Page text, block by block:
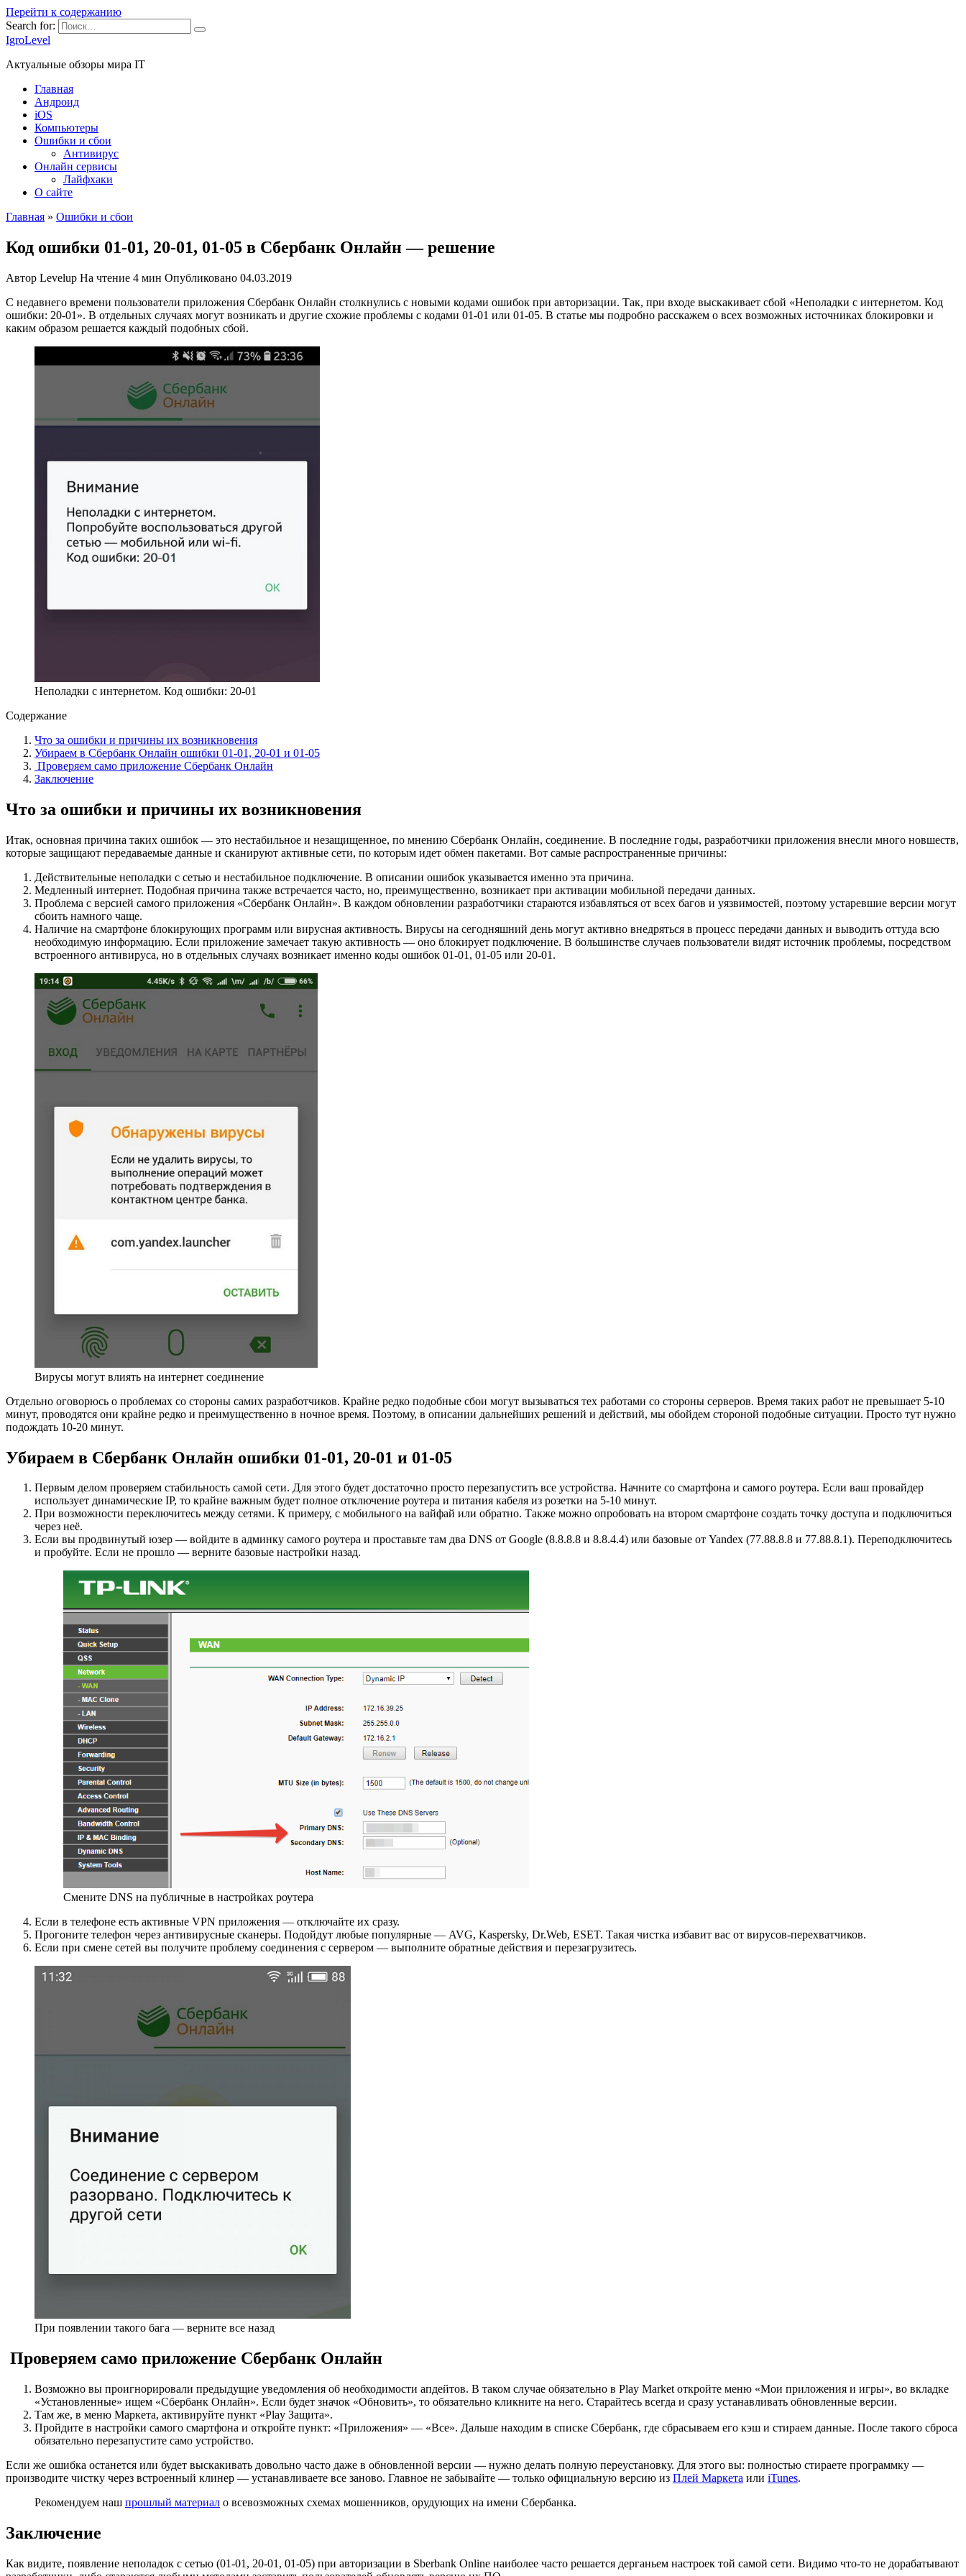
Перейти к содержанию
Search for:
IgroLevel
Актуальные обзоры мира IT
Главная
Андроид
iOS
Компьютеры
Ошибки и сбои
Антивирус
Онлайн сервисы
Лайфхаки
О сайте
Главная » Ошибки и сбои
Код ошибки 01-01, 20-01, 01-05 в Сбербанк Онлайн — решение
Автор Levelup На чтение 4 мин Опубликовано 04.03.2019
С недавнего времени пользователи приложения Сбербанк Онлайн столкнулись с новыми кодами ошибок при авторизации. Так, при входе выскакивает сбой «Неполадки с интернетом. Код
ошибки: 20-01». В отдельных случаях могут возникать и другие схожие проблемы с кодами 01-01 или 01-05. В статье мы подробно расскажем о всех возможных источниках блокировки и
каким образом решается каждый подобных сбой.
Неполадки с интернетом. Код ошибки: 20-01
Содержание
Что за ошибки и причины их возникновения
Убираем в Сбербанк Онлайн ошибки 01-01, 20-01 и 01-05
Проверяем само приложение Сбербанк Онлайн
Заключение
Что за ошибки и причины их возникновения
Итак, основная причина таких ошибок — это нестабильное и незащищенное, по мнению Сбербанк Онлайн, соединение. В последние годы, разработчики приложения внесли много новшеств,
которые защищают передаваемые данные и сканируют активные сети, по которым идет обмен пакетами. Вот самые распространенные причины:
Действительные неполадки с сетью и нестабильное подключение. В описании ошибок указывается именно эта причина.
Медленный интернет. Подобная причина также встречается часто, но, преимущественно, возникает при активации мобильной передачи данных.
Проблема с версией самого приложения «Сбербанк Онлайн». В каждом обновлении разработчики стараются избавляться от всех багов и уязвимостей, поэтому устаревшие версии могут
сбоить намного чаще.
Наличие на смартфоне блокирующих программ или вирусная активность. Вирусы на сегодняшний день могут активно внедряться в процесс передачи данных и выводить оттуда всю
необходимую информацию. Если приложение замечает такую активность — оно блокирует подключение. В большинстве случаев пользователи видят источник проблемы, посредством
встроенного антивируса, но в отдельных случаях возникает именно коды ошибок 01-01, 01-05 или 20-01.
Вирусы могут влиять на интернет соединение
Отдельно оговорюсь о проблемах со стороны самих разработчиков. Крайне редко подобные сбои могут вызываться тех работами со стороны серверов. Время таких работ не превышает 5-10
минут, проводятся они крайне редко и преимущественно в ночное время. Поэтому, в описании дальнейших решений и действий, мы обойдем стороной подобные ситуации. Просто тут нужно
подождать 10-20 минут.
Убираем в Сбербанк Онлайн ошибки 01-01, 20-01 и 01-05
Первым делом проверяем стабильность самой сети. Для этого будет достаточно просто перезапустить все устройства. Начните со смартфона и самого роутера. Если ваш провайдер
использует динамические IP, то крайне важным будет полное отключение роутера и питания кабеля из розетки на 5-10 минут.
При возможности переключитесь между сетями. К примеру, с мобильного на вайфай или обратно. Также можно опробовать на втором смартфоне создать точку доступа и подключиться
через неё.
Если вы продвинутый юзер — войдите в админку самого роутера и проставьте там два DNS от Google (8.8.8.8 и 8.8.4.4) или базовые от Yandex (77.88.8.8 и 77.88.8.1). Переподключитесь
и пробуйте. Если не прошло — верните базовые настройки назад.
Смените DNS на публичные в настройках роутера
Если в телефоне есть активные VPN приложения — отключайте их сразу.
Прогоните телефон через антивирусные сканеры. Подойдут любые популярные — AVG, Kaspersky, Dr.Web, ESET. Такая чистка избавит вас от вирусов-перехватчиков.
Если при смене сетей вы получите проблему соединения с сервером — выполните обратные действия и перезагрузитесь.
При появлении такого бага — верните все назад
Проверяем само приложение Сбербанк Онлайн
Возможно вы проигнорировали предыдущие уведомления об необходимости апдейтов. В таком случае обязательно в Play Market откройте меню «Мои приложения и игры», во вкладке
«Установленные» ищем «Сбербанк Онлайн». Если будет значок «Обновить», то обязательно кликните на него. Старайтесь всегда и сразу устанавливать обновленные версии.
Там же, в меню Маркета, активируйте пункт «Play Защита».
Пройдите в настройки самого смартфона и откройте пункт: «Приложения» — «Все». Дальше находим в списке Сбербанк, где сбрасываем его кэш и стираем данные. После такого сброса
обязательно перезапустите само устройство.
Если же ошибка останется или будет выскакивать довольно часто даже в обновленной версии — нужно делать полную переустановку. Для этого вы: полностью стираете программку —
производите чистку через встроенный клинер — устанавливаете все заново. Главное не забывайте — только официальную версию из Плей Маркета или iTunes.
Рекомендуем наш прошлый материал о всевозможных схемах мошенников, орудующих на имени Сбербанка.
Заключение
Как видите, появление неполадок с сетью (01-01, 20-01, 01-05) при авторизации в Sberbank Online наиболее часто решается дерганьем настроек той самой сети. Видимо что-то не дорабатывают